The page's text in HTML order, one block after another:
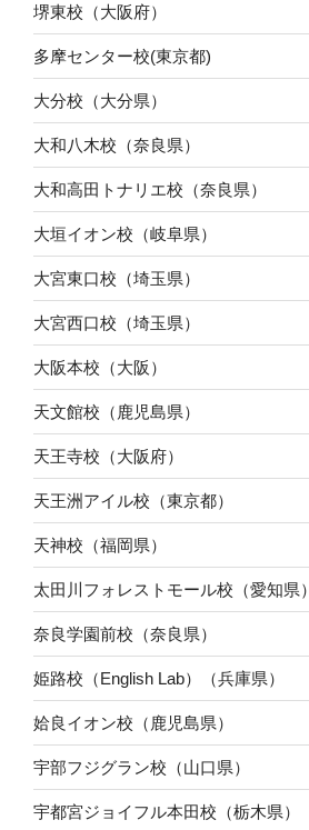
堺東校（大阪府）
多摩センター校(東京都)
大分校（大分県）
大和八木校（奈良県）
大和高田トナリエ校（奈良県）
大垣イオン校（岐阜県）
大宮東口校（埼玉県）
大宮西口校（埼玉県）
大阪本校（大阪）
天文館校（鹿児島県）
天王寺校（大阪府）
天王洲アイル校（東京都）
天神校（福岡県）
太田川フォレストモール校（愛知県）
奈良学園前校（奈良県）
姫路校（English Lab）（兵庫県）
姶良イオン校（鹿児島県）
宇部フジグラン校（山口県）
宇都宮ジョイフル本田校（栃木県）